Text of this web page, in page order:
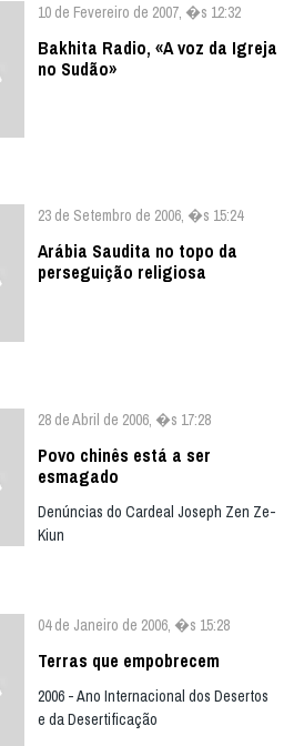
10 de Fevereiro de 2007, �s 12:32
Bakhita Radio, «A voz da Igreja
no Sudão»
23 de Setembro de 2006, �s 15:24
Arábia Saudita no topo da
perseguição religiosa
28 de Abril de 2006, �s 17:28
Povo chinês está a ser
esmagado
Denúncias do Cardeal Joseph Zen Ze-
Kiun
04 de Janeiro de 2006, �s 15:28
Terras que empobrecem
2006 - Ano Internacional dos Desertos
e da Desertificação